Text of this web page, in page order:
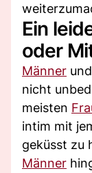
Ein
oder
Männer und
nicht
meisten
intim mit
geküsst zu
Männer